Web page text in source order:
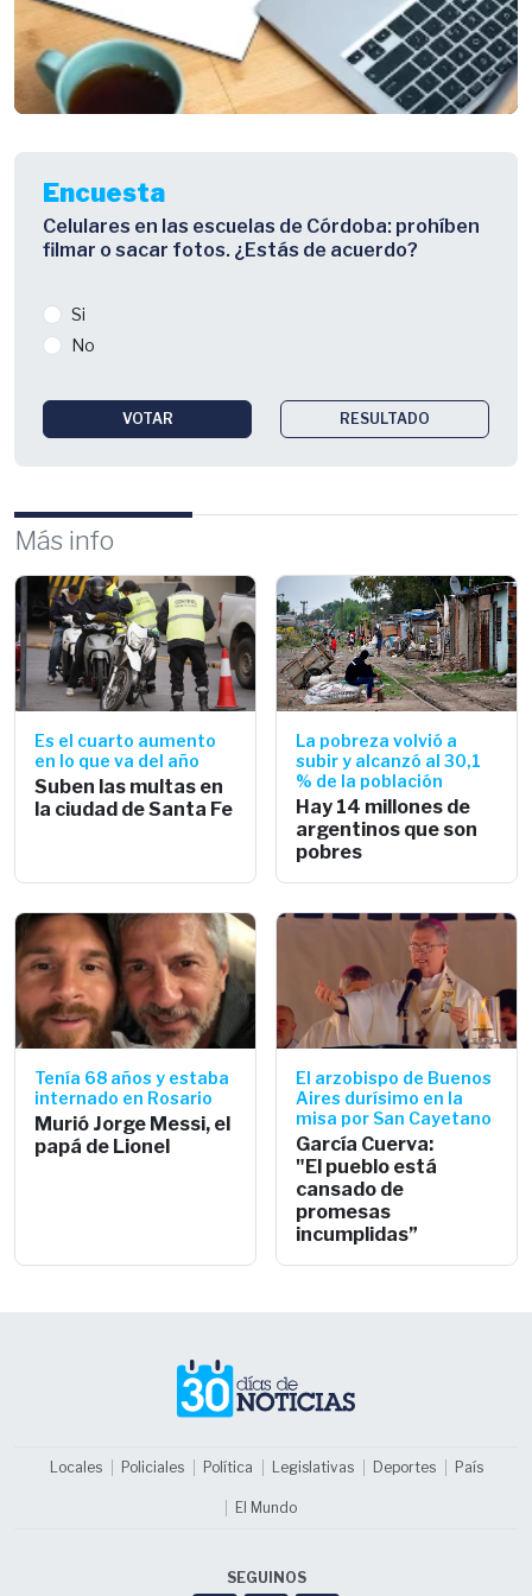
Encuesta
Celulares en las escuelas de Córdoba: prohíben
filmar o sacar fotos. ¿Estás de acuerdo?
Si
No
VOTAR RESULTADO
Más info
Es el cuarto aumento
en lo que va del año
Suben las multas en
la ciudad de Santa Fe
La pobreza volvió a
subir y alcanzó al 30,1
% de la población
Hay 14 millones de
argentinos que son
pobres
Tenía 68 años y estaba
internado en Rosario
Murió Jorge Messi, el
papá de Lionel
El arzobispo de Buenos
Aires durísimo en la
misa por San Cayetano
García Cuerva:
"El pueblo está
cansado de
promesas
incumplidas”
Locales Policiales Política Legislativas Deportes País
El Mundo
SEGUINOS